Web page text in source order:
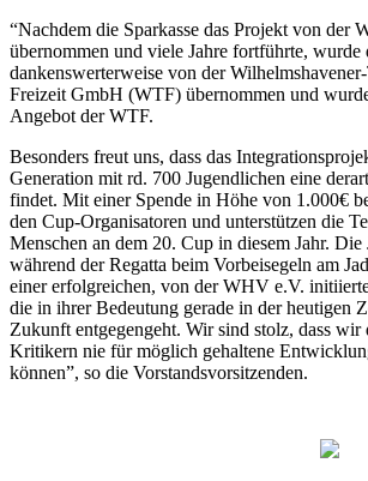
“Nachdem die Sparkasse das Projekt von der
übernommen und viele Jahre fortführte, wurde
dankenswerterweise von der
Freizeit GmbH (WTF) übernommen und
Angebot der WTF.
Besonders freut uns, dass das
Generation mit rd. 700 Jugendlichen eine
findet. Mit einer Spende in Höhe von 1.000€
den Cup-Organisatoren und unterstützen die
Menschen an dem 20. Cup in diesem Jahr.
während der Regatta beim Vorbeisegeln am
einer erfolgreichen, von der WHV e.V.
die in ihrer Bedeutung gerade in der heutigen
Zukunft entgegengeht. Wir sind stolz, dass wir
Kritikern nie für möglich gehaltene
können”, so die Vorstandsvorsitzenden.